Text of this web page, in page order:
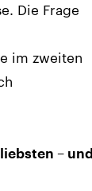
Die Frage
im zweiten
– und